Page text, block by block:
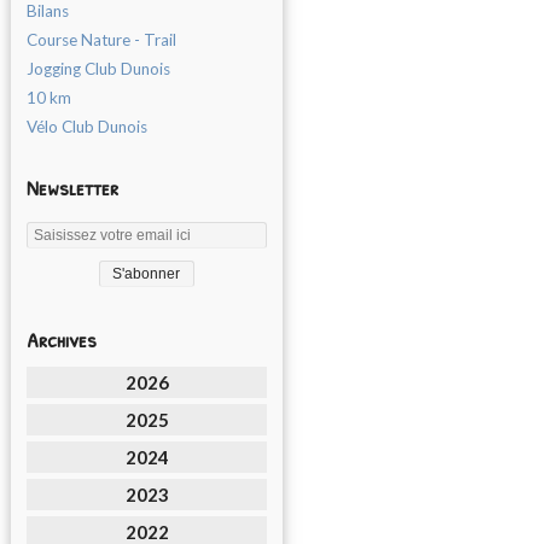
Bilans
Course Nature - Trail
Jogging Club Dunois
10 km
Vélo Club Dunois
Newsletter
Archives
2026
2025
2024
2023
2022